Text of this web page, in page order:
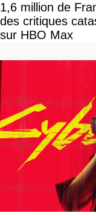
1,6 million de
des critiques
sur HBO Max